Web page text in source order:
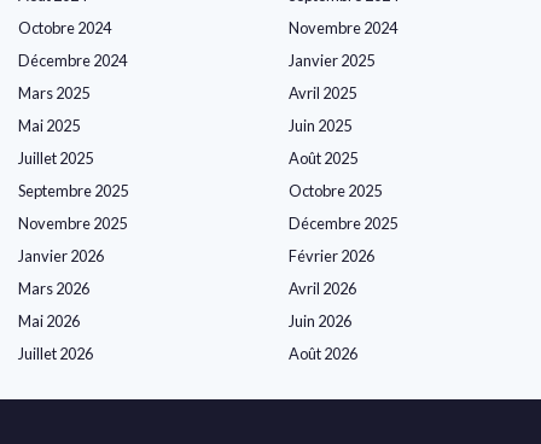
Octobre 2024
Novembre 2024
Décembre 2024
Janvier 2025
Mars 2025
Avril 2025
Mai 2025
Juin 2025
Juillet 2025
Août 2025
Septembre 2025
Octobre 2025
Novembre 2025
Décembre 2025
Janvier 2026
Février 2026
Mars 2026
Avril 2026
Mai 2026
Juin 2026
Juillet 2026
Août 2026